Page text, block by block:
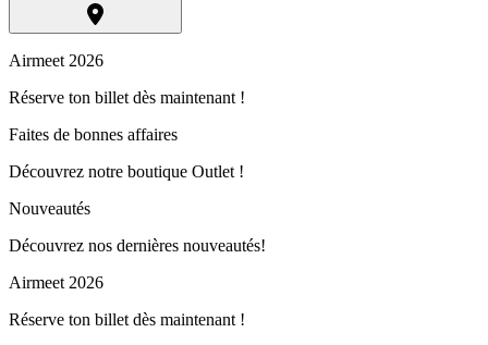
Airmeet 2026
Réserve ton billet dès maintenant !
Faites de bonnes affaires
Découvrez notre boutique Outlet !
Nouveautés
Découvrez nos dernières nouveautés!
Airmeet 2026
Réserve ton billet dès maintenant !